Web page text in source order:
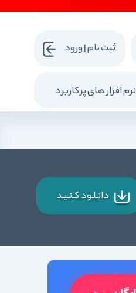
نرم افزار های پرکاربرد
ثبت نام | ورود
دانـلـود کـنـیـد